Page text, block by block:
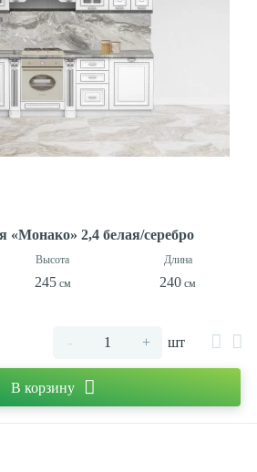
«Монако» 2,4 белая/серебро
245 240
- + шт
В корзину